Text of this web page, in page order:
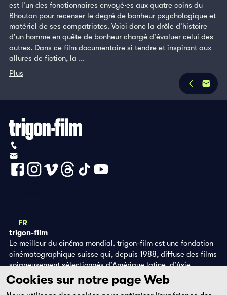
est l'un des fonctionnaires envoyé·es aux quatre coins du
Bhoutan pour recenser le degré de bonheur psychologique et
matériel de ses compatriotes. Voici donc la drôle d'histoire
d'un homme en quête de bonheur chargé d'évaluer celui des
autres. Dans ce film documentaire si tendre et inspirant aux
allures de fiction, la ...
Plus
FR
trigon-film
Le meilleur du cinéma mondial. trigon-film est une fondation
cinématographique suisse qui, depuis 1988, diffuse des films
soigneusement sélectionnés d'Amérique latine, d'Asie,
d'Afrique et d'Europe de l'Est, dans les salles de cinéma,
grâce à ses propres éditions DVD et sur la plateforme de
Cookies sur notre page Web